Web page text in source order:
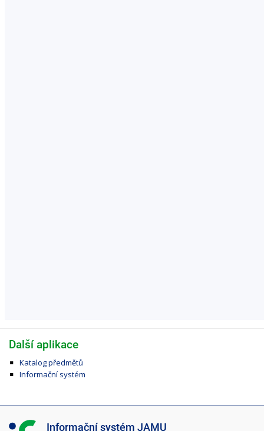
Další aplikace
Katalog předmětů
Informační systém
I Informační systém JAMU